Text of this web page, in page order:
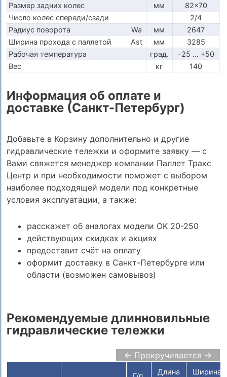
Размер задних колес
мм
82x70
Число колес спереди/сзади
2/4
Радиус поворота
Wa мм
2647
Ширина прохода с паллетой
Ast мм
3285
Рабочая температура
град.
-25 … +50
Вес
кг 140
Информация об оплате и
доставке (Санкт-Петербург)
Добавьте в Корзину дополнительно и другие
гидравлические тележки и оформите заявку — с
Вами свяжется менеджер компании Паллет Тракс
Центр и при необходимости поможет с выбором
наиболее подходящей модели под конкретные
условия эксплуатации, а также:
расскажет об аналогах модели OK 20-250
действующих скидках и акциях
предоставит счёт на оплату
оформит доставку в Санкт-Петербурге или
области (возможен самовывоз)
Рекомендуемые длинновильные
гидравлические тележки
← Прокручивается →
Длина
Ширина